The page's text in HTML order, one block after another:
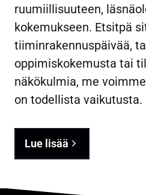
ruumiillisuuteen,
kokemukseen. Etsitpä
tiiminrakennuspäivää,
oppimiskokemusta tai
näkökulmia, me
on todellista vaikutusta.
Lue lisää